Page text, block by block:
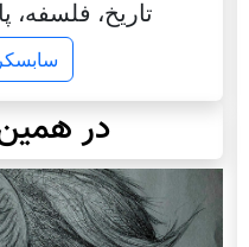
تاریخ، فلسفه،
در